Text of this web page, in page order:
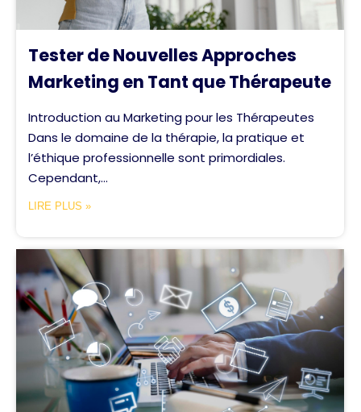
Tester de Nouvelles Approches
Marketing en Tant que Thérapeute
Introduction au Marketing pour les Thérapeutes
Dans le domaine de la thérapie, la pratique et
l’éthique professionnelle sont primordiales.
Cependant,...
LIRE PLUS »